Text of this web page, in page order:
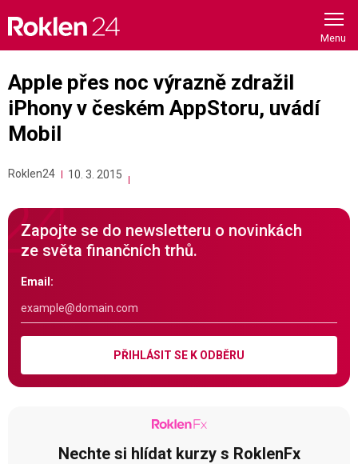
content
Apple přes noc výrazně zdražil
iPhony v českém AppStoru, uvádí
Mobil
Roklen24 10. 3. 2015
Zapojte se do newsletteru o novinkách
ze světa finančních trhů.
Email:
PŘIHLÁSIT SE K ODBĚRU
Nechte si hlídat kurzy s RoklenFx